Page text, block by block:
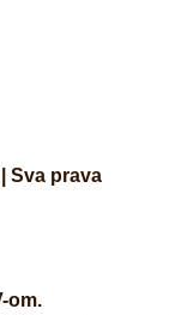
Sva prava
om.